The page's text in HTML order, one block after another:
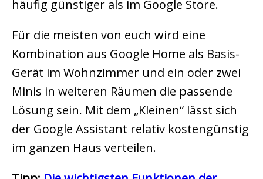
häufig günstiger als im Google Store.
Für die meisten von euch wird eine
Kombination aus Google Home als Basis-
Gerät im Wohnzimmer und ein oder zwei
Minis in weiteren Räumen die passende
Lösung sein. Mit dem „Kleinen“ lässt sich
der Google Assistant relativ kostengünstig
im ganzen Haus verteilen.